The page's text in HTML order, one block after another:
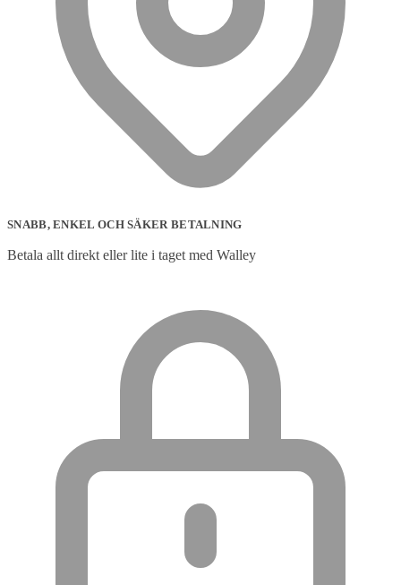
SNABB, ENKEL OCH SÄKER BETALNING
Betala allt direkt eller lite i taget med Walley